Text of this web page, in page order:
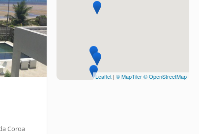
Leaflet | © MapTiler© OpenStreetMap
Coroa